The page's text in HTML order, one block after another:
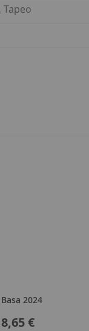
Basa 2024
8,65 €